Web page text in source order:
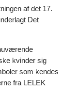
af det 17.
Det
kvinder sig
som kendes
fra LELEK